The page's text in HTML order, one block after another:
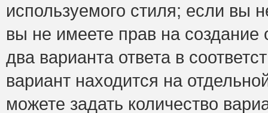
используемого стиля; если вы
вы не имеете прав на
два варианта ответа в
вариант находится на
можете задать количество